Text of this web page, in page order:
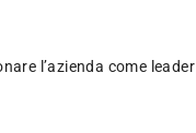
l’azienda come